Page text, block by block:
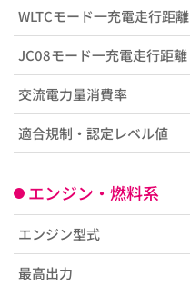
WLTCモード一充電走行距離
JC08モード一充電走行距離
交流電力量消費率
適合規制・認定レベル値
エンジン・燃料系
エンジン型式
最高出力